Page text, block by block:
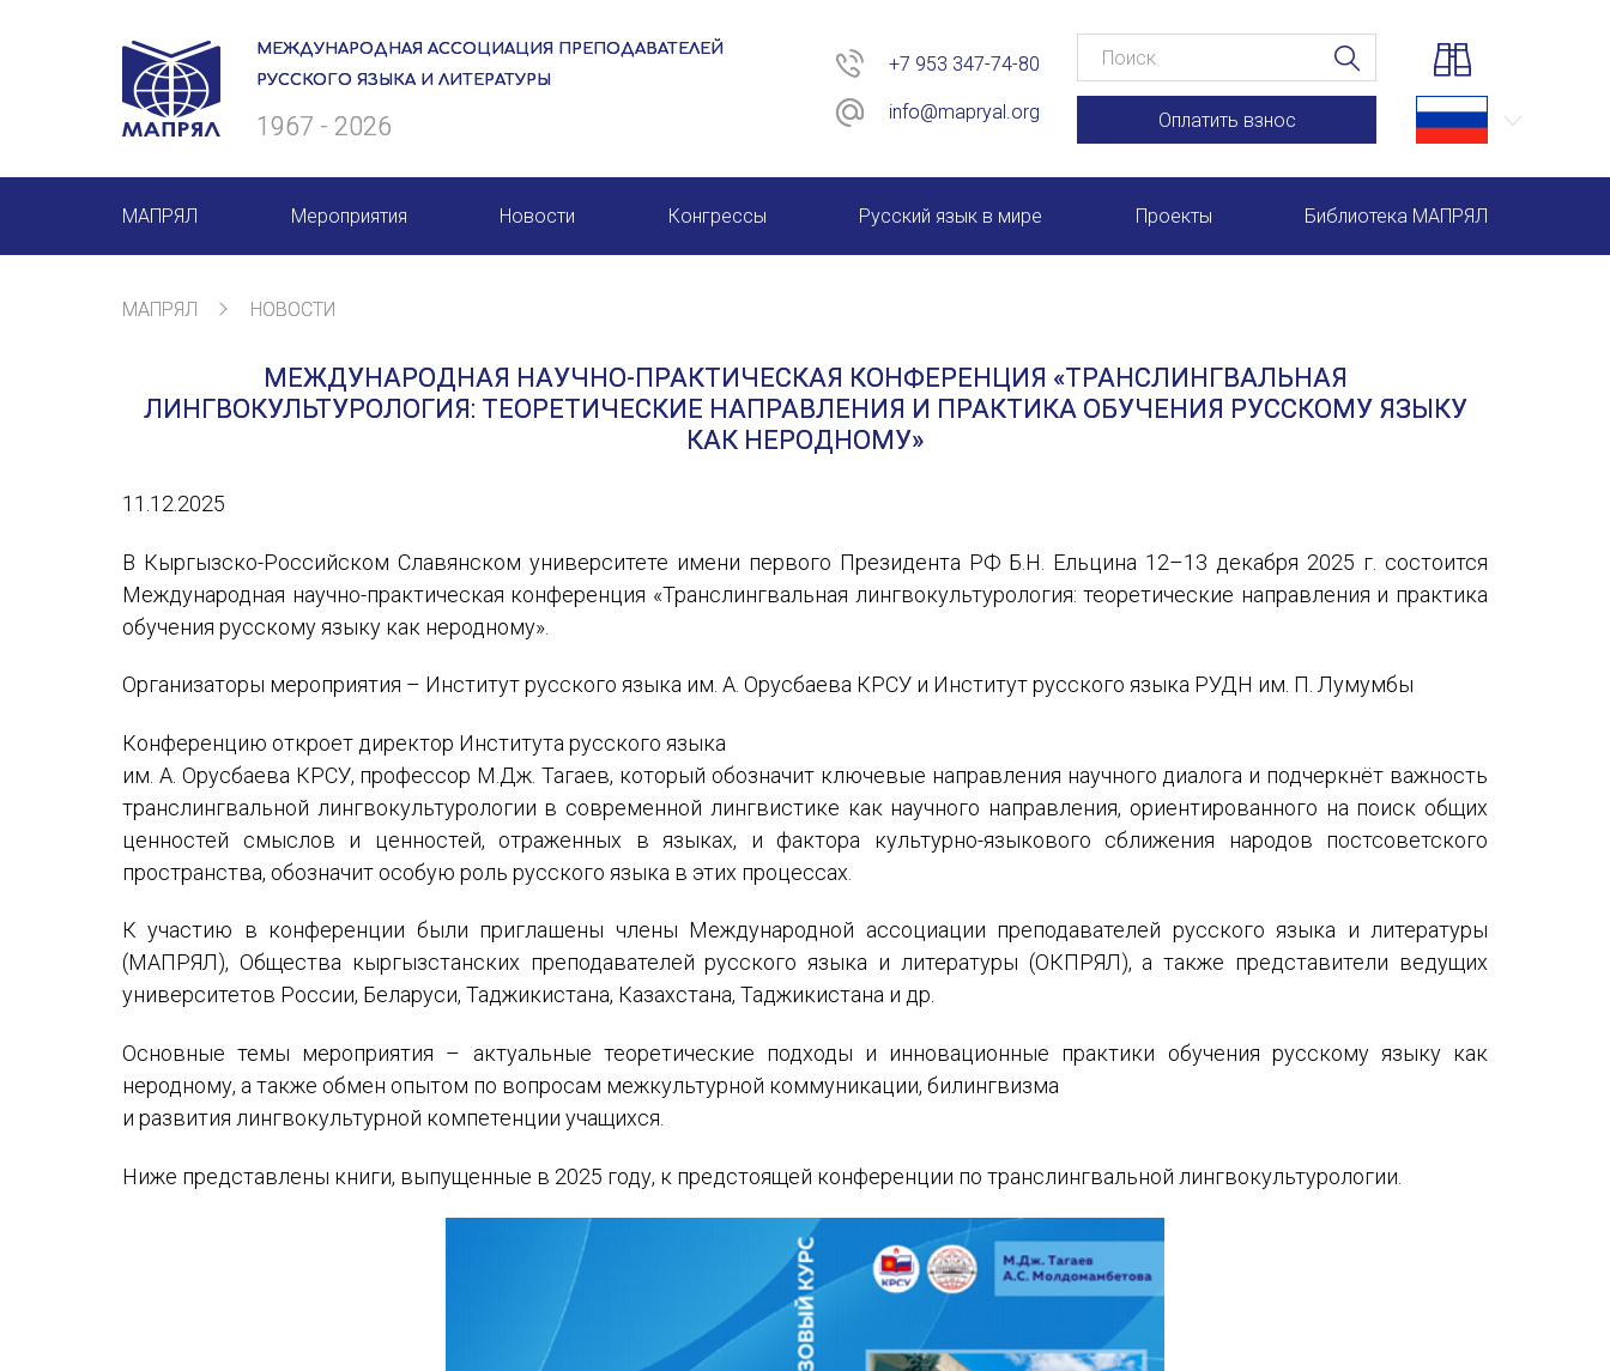
МЕЖДУНАРОДНАЯ АССОЦИАЦИЯ ПРЕПОДАВАТЕЛЕЙ
РУССКОГО ЯЗЫКА И ЛИТЕРАТУРЫ
1967 - 2026
+7 953 347-74-80
info@mapryal.org Оплатить взнос
МАПРЯЛ
Ревизионная комиссия
Члены МАПРЯЛ
Вступить в МАПРЯЛ
Медаль А. С. Пушкина
Оплата членских взносов МАПРЯЛ
Мероприятия
Архив мероприятий
Новости Конгрессы
XV КОНГРЕСС МАПРЯЛ
XVI КОНГРЕСС МАПРЯЛ
Русский язык в мире Проекты
Международный форум TERRA RUSISTICA в Рио-де-
Международный форум TERRA RUSISTICA в Тунисе
«Вопросы русского языка в юридических делах и
«Дар речи: развитие языковой способности при
Международный образовательно-культурный форум
Библиотека МАПРЯЛ
МАПРЯЛ НОВОСТИ
МЕЖДУНАРОДНАЯ НАУЧНО-ПРАКТИЧЕСКАЯ КОНФЕРЕНЦИЯ «ТРАНСЛИНГВАЛЬНАЯ
ЛИНГВОКУЛЬТУРОЛОГИЯ: ТЕОРЕТИЧЕСКИЕ НАПРАВЛЕНИЯ И ПРАКТИКА ОБУЧЕНИЯ РУССКОМУ ЯЗЫКУ
КАК НЕРОДНОМУ»
11.12.2025
В Кыргызско-Российском Славянском университете имени первого Президента РФ Б.Н. Ельцина 12–13 декабря 2025 г. состоится
Международная научно-практическая конференция «Транслингвальная лингвокультурология: теоретические направления и практика
обучения русскому языку как неродному».
Организаторы мероприятия – Институт русского языка им. А. Орусбаева КРСУ и Институт русского языка РУДН им. П. Лумумбы
Конференцию откроет директор Института русского языка
им. А. Орусбаева КРСУ, профессор М.Дж. Тагаев, который обозначит ключевые направления научного диалога и подчеркнёт важность
транслингвальной лингвокультурологии в современной лингвистике как научного направления, ориентированного на поиск общих
ценностей смыслов и ценностей, отраженных в языках, и фактора культурно-языкового сближения народов постсоветского
пространства, обозначит особую роль русского языка в этих процессах.
К участию в конференции были приглашены члены Международной ассоциации преподавателей русского языка и литературы
(МАПРЯЛ), Общества кыргызстанских преподавателей русского языка и литературы (ОКПРЯЛ), а также представители ведущих
университетов России, Беларуси, Таджикистана, Казахстана, Таджикистана и др.
Основные темы мероприятия – актуальные теоретические подходы и инновационные практики обучения русскому языку как
неродному, а также обмен опытом по вопросам межкультурной коммуникации, билингвизма
и развития лингвокультурной компетенции учащихся.
Ниже представлены книги, выпущенные в 2025 году, к предстоящей конференции по транслингвальной лингвокультурологии.